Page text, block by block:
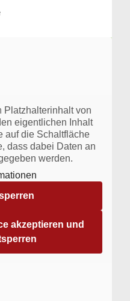
Platzhalterinhalt von
eigentlichen Inhalt
auf die Schaltfläche
dass dabei Daten an
werden.
akzeptieren und